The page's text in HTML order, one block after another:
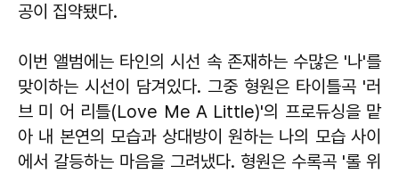
공이 집약됐다.
이번 앨범에는 타인의 시선 속 존재하는 수많은 '나'를
맞이하는 시선이 담겨있다. 그중 형원은 타이틀곡 '러
브 미 어 리틀(Love Me A Little)'의 프로듀싱을 맡
아 내 본연의 모습과 상대방이 원하는 나의 모습 사이
에서 갈등하는 마음을 그려냈다. 형원은 수록곡 '롤 위